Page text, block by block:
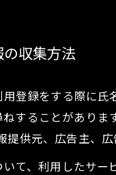
収集方法
登録をする際に
することがあり
供元、広告主、
て、利用したサ